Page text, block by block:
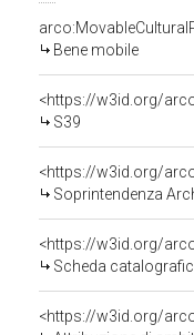
Bene mobile
<https://w3id.org/
S39
<https://w3id.org/
Soprintendenza
<https://w3id.org/
Scheda
<https://w3id.org/